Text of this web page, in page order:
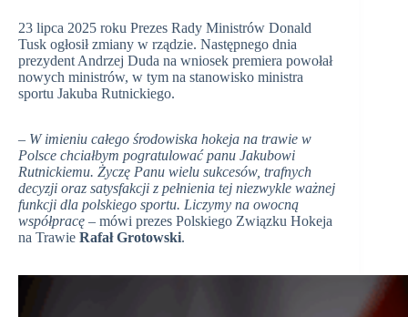
23 lipca 2025 roku Prezes Rady Ministrów Donald
Tusk ogłosił zmiany w rządzie. Następnego dnia
prezydent Andrzej Duda na wniosek premiera powołał
nowych ministrów, w tym na stanowisko ministra
sportu Jakuba Rutnickiego.
– W imieniu całego środowiska hokeja na trawie w
Polsce chciałbym pogratulować panu Jakubowi
Rutnickiemu. Życzę Panu wielu sukcesów, trafnych
decyzji oraz satysfakcji z pełnienia tej niezwykle ważnej
funkcji dla polskiego sportu. Liczymy na owocną
współpracę – mówi prezes Polskiego Związku Hokeja
na Trawie Rafał Grotowski.